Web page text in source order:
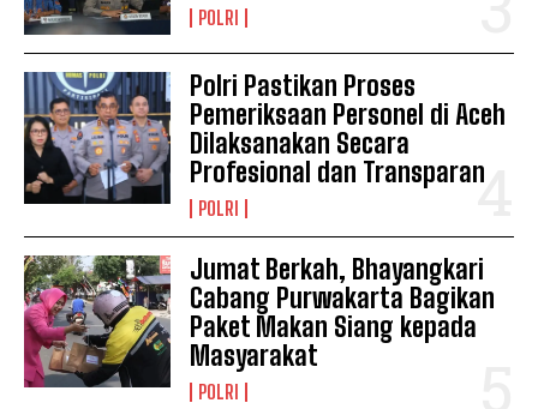
POLRI
Polri Pastikan Proses
Pemeriksaan Personel di Aceh
Dilaksanakan Secara
Profesional dan Transparan
POLRI
Jumat Berkah, Bhayangkari
Cabang Purwakarta Bagikan
Paket Makan Siang kepada
Masyarakat
POLRI